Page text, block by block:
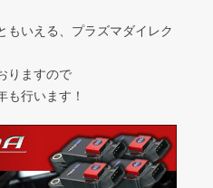
もいえる、プラズマダイレク
りますので
も行います！